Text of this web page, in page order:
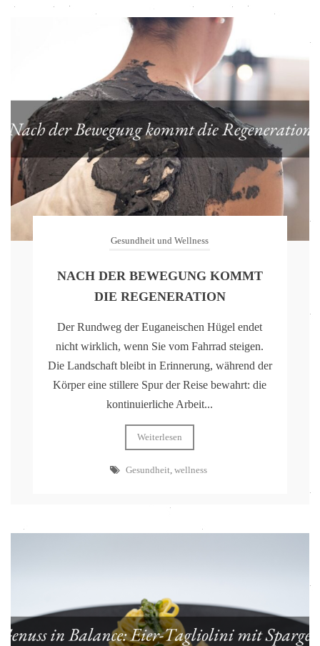
Gesundheit und Wellness
NACH DER BEWEGUNG KOMMT
DIE REGENERATION
Der Rundweg der Euganeischen Hügel endet
nicht wirklich, wenn Sie vom Fahrrad steigen.
Die Landschaft bleibt in Erinnerung, während der
Körper eine stillere Spur der Reise bewahrt: die
kontinuierliche Arbeit...
Weiterlesen
Gesundheit,wellness